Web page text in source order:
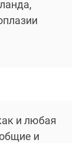
и любая
и